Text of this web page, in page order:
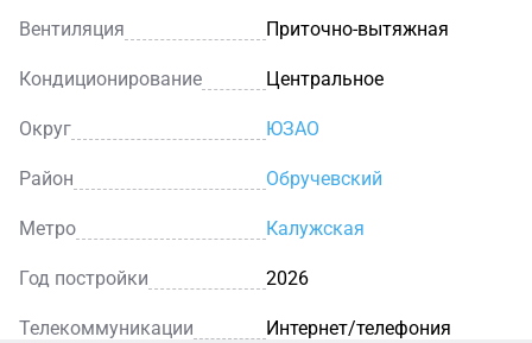
Вентиляция Приточно-вытяжная
Кондиционирование Центральное
Округ ЮЗАО
Район Обручевский
Метро Калужская
Год постройки 2026
Телекоммуникации Интернет/телефония